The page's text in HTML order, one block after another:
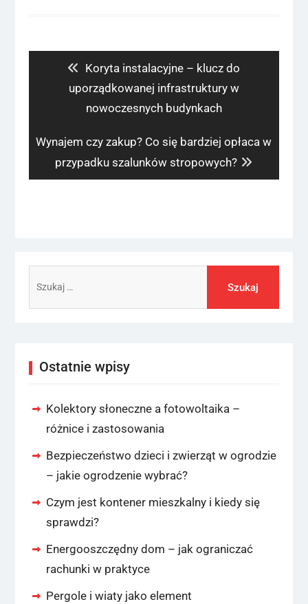
Previous
post:
Koryta instalacyjne – klucz do
uporządkowanej infrastruktury w
nowoczesnych budynkach
Next
post:
Wynajem czy zakup? Co się bardziej opłaca w
przypadku szalunków stropowych?
Ostatnie wpisy
Kolektory słoneczne a fotowoltaika –
różnice i zastosowania
Bezpieczeństwo dzieci i zwierząt w ogrodzie
– jakie ogrodzenie wybrać?
Czym jest kontener mieszkalny i kiedy się
sprawdzi?
Energooszczędny dom – jak ograniczać
rachunki w praktyce
Pergole i wiaty jako element